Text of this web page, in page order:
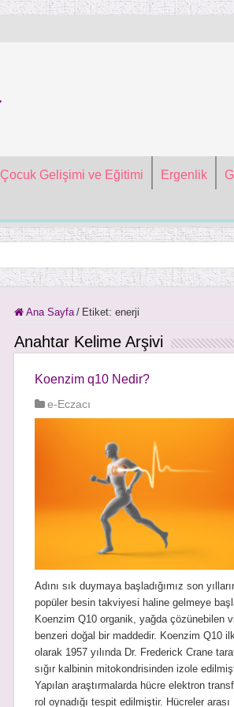
Çocuk Gelişimi ve Eğitimi Ergenlik
Ana Sayfa / Etiket: enerji
Anahtar Kelime Arşivi
Koenzim q10 Nedir?
e-Eczacı
Adını sık duymaya başladığımız son
popüler besin takviyesi haline gelmeye
Koenzim Q10 organik, yağda çözünebilen
benzeri doğal bir maddedir. Koenzim Q10
olarak 1957 yılında Dr. Frederick Crane
sığır kalbinin mitokondrisinden izole
Yapılan araştırmalarda hücre elektron
rol oynadığı tespit edilmiştir. Hücreler arası